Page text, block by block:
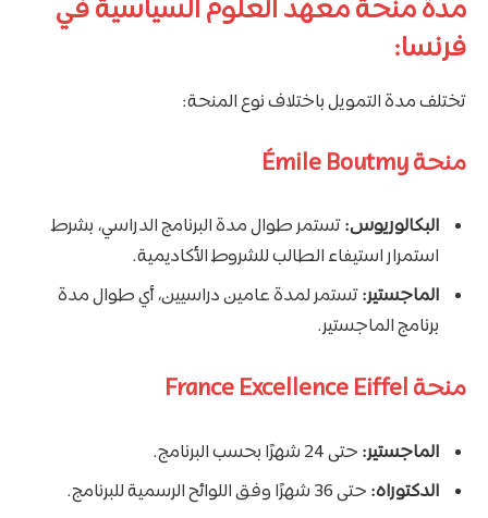
مدة منحة معهد العلوم السياسية في
فرنسا:
تختلف مدة التمويل باختلاف نوع المنحة:
منحة Émile Boutmy
البكالوريوس:تستمر طوال مدة البرنامج الدراسي، بشرط
استمرار استيفاء الطالب للشروط الأكاديمية.
الماجستير:تستمر لمدة عامين دراسيين، أي طوال مدة
برنامج الماجستير.
منحة France Excellence Eiffel
الماجستير: حتى 24 شهرًا بحسب البرنامج.
الدكتوراه: حتى 36 شهرًا وفق اللوائح الرسمية للبرنامج.